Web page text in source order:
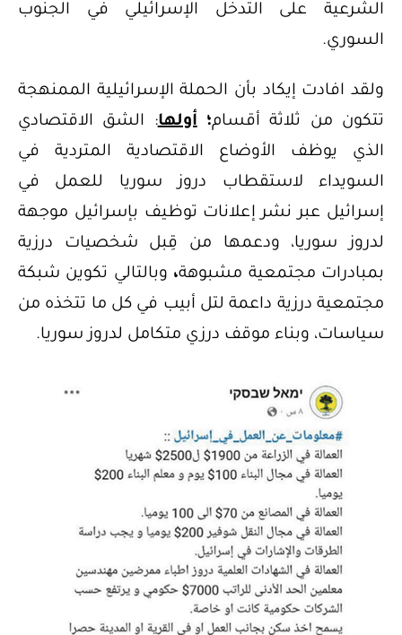
الشرعية على التدخل الإسرائيلي في الجنوب
السوري.
ولقد افادت إيكاد بأن الحملة الإسرائيلية الممنهجة
تتكون من ثلاثة أقسام؛ أولها: الشق الاقتصادي
الذي يوظف الأوضاع الاقتصادية المتردية في
السويداء لاستقطاب دروز سوريا للعمل في
إسرائيل عبر نشر إعلانات توظيف بإسرائيل موجهة
لدروز سوريا، ودعمها من قِبل شخصيات درزية
بمبادرات مجتمعية مشبوهة،وبالتالي تكوين شبكة
مجتمعية درزية داعمة لتل أبيب في كل ما تتخذه من
سياسات، وبناء موقف درزي متكامل لدروز سوريا.